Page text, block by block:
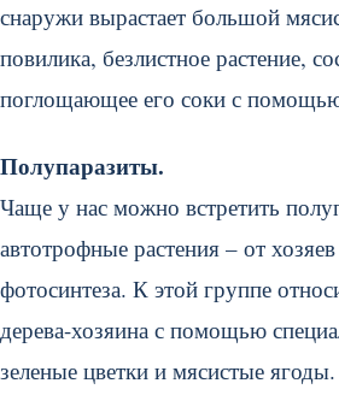
снаружи вырастает большой
повилика, безлистное растение,
поглощающее его соки с
Полупаразиты.
Чаще у нас можно встретить
автотрофные растения – от
фотосинтеза. К этой группе
дерева-хозяина с помощью
зеленые цветки и мясистые